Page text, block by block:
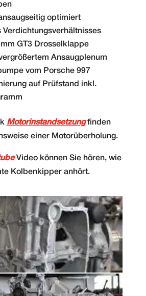
optimiert
Verdichtungsverhältnisses
GT3 Drosselklappe
Ansaugplenum
vom Porsche 997
auf Prüfstand inkl.
Motorinstandsetzung finden
einer Motorüberholung.
Video können Sie hören, wie
Kolbenkipper anhört.